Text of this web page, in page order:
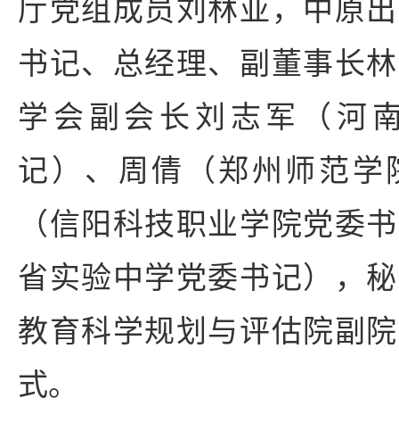
厅党组成员刘林亚，中原
书记、总经理、副董事长
学会副会长刘志军（河
记）、周倩（郑州师范学
（信阳科技职业学院党委
省实验中学党委书记），
教育科学规划与评估院副
式。